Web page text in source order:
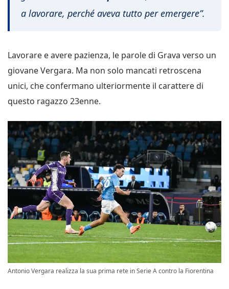
a lavorare, perché aveva tutto per emergere”.
Lavorare e avere pazienza, le parole di Grava verso un
giovane Vergara. Ma non solo mancati retroscena
unici, che confermano ulteriormente il carattere di
questo ragazzo 23enne.
Antonio Vergara realizza la sua prima rete in Serie A contro la Fiorentina